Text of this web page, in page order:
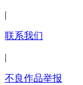
|
联系我们
|
不良作品举报